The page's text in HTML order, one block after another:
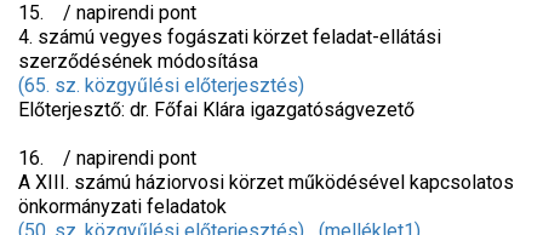
15. / napirendi pont
4. számú vegyes fogászati körzet feladat-ellátási
szerződésének módosítása
(65. sz. közgyűlési előterjesztés)
Előterjesztő: dr. Főfai Klára igazgatóságvezető
16. / napirendi pont
A XIII. számú háziorvosi körzet működésével kapcsolatos
önkormányzati feladatok